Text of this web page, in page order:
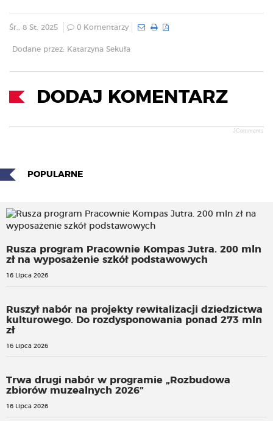
Śr., 8 St. 2025 0 Komentarzy
Dodane przez: Katarzyna Sekuła
DODAJ KOMENTARZ
JComments
POPULARNE
Rusza program Pracownie Kompas Jutra. 200 mln
zł na wyposażenie szkół podstawowych
16 Lipca 2026
Ruszył nabór na projekty rewitalizacji dziedzictwa
kulturowego. Do rozdysponowania ponad 273 mln
zł
16 Lipca 2026
Trwa drugi nabór w programie „Rozbudowa
zbiorów muzealnych 2026”
16 Lipca 2026